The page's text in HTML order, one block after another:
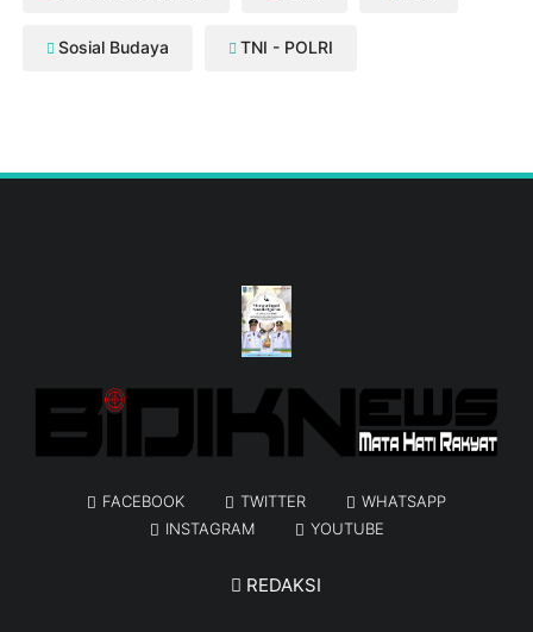
Sosial Budaya TNI - POLRI
FACEBOOK TWITTER
WHATSAPP
INSTAGRAM
YOUTUBE
REDAKSI